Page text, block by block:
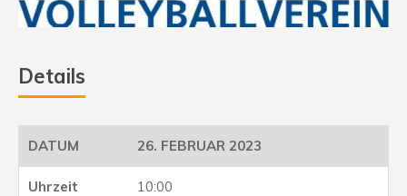
Details
26. FEBRUAR 2023
10:00